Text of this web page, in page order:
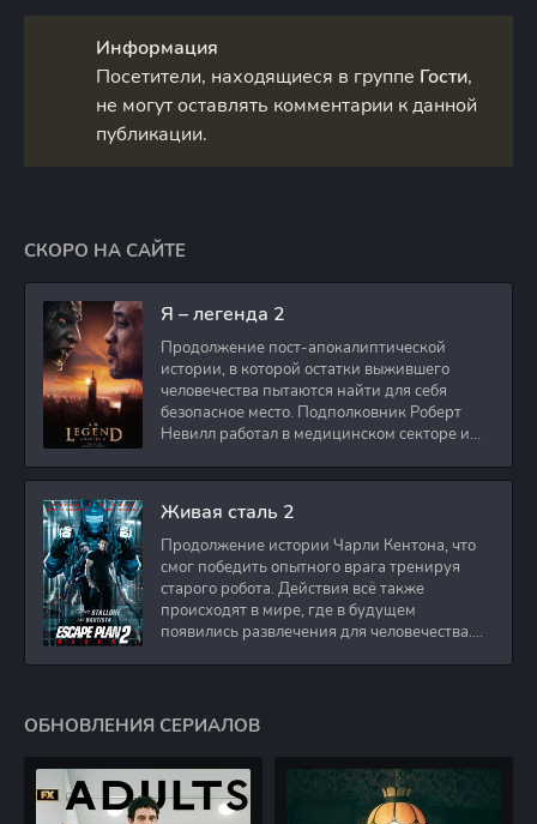
Информация
Посетители, находящиеся в группе Гости,
не могут оставлять комментарии к данной
публикации.
СКОРО НА САЙТЕ
Я – легенда 2
Продолжение пост-апокалиптической
истории, в которой остатки выжившего
человечества пытаются найти для себя
безопасное место. Подполковник Роберт
Невилл работал в медицинском секторе и
Живая сталь 2
Продолжение истории Чарли Кентона, что
смог победить опытного врага тренируя
старого робота. Действия всё также
происходят в мире, где в будущем
появились развлечения для человечества.
ОБНОВЛЕНИЯ СЕРИАЛОВ